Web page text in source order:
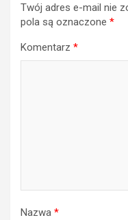
Twój adres e-mail nie
pola są oznaczone *
Komentarz *
Nazwa *